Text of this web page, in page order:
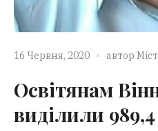
16 Червня, 2020 автор
Освітянам
виділили